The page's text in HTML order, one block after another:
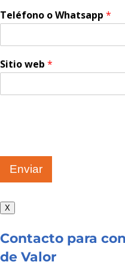
Teléfono o Whatsapp *
Sitio web *
Enviar
X
Contacto para
de Valor